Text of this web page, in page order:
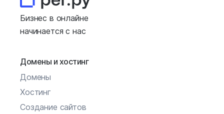
Бизнес в онлайне
начинается с нас
Домены и хостинг
Домены
Хостинг
Создание сайтов